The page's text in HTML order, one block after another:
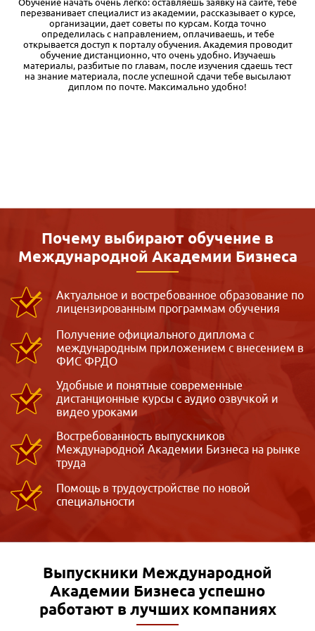
У нас на работе оплачивают курсы повышения квалификации,
вот я и решил получить дополнительную корочку. Выбрал
программу «Тендеры и госзакупки» в Международной
академии бизнеса IAB. Обучение проходит очень удобно: весь
материал структурирован в учебном кабинете, можно учить в
свободное время и даже в дороге. Если уже знаешь какую-то
часть материала — можно пропускать, что весьма убыстряет
процесс обучения. Диплом высылают по указанному адресу:
заказное письмо пришло без задержек. Проблем с оплатой от
Почему выбирают обучение в
Международной Академии Бизнеса
Актуальное и востребованное образование по
лицензированным программам обучения
Получение официального диплома с
международным приложением с внесением в
ФИС ФРДО
Удобные и понятные современные
дистанционные курсы с аудио озвучкой и
видео уроками
Востребованность выпускников
Международной Академии Бизнеса на рынке
труда
Помощь в трудоустройстве по новой
специальности
Выпускники Международной
Академии Бизнеса успешно
работают в лучших компаниях